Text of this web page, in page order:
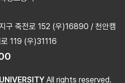
구 죽전로 152 (우)16890 / 천안캠
119 (우)31116
All rights reserved.